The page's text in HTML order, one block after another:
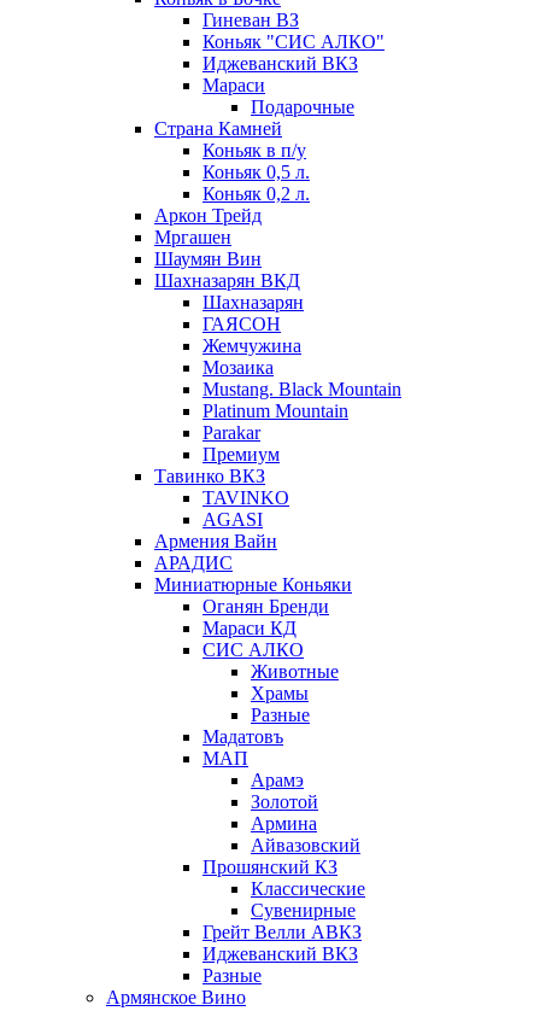
Гиневан ВЗ
Коньяк "СИС АЛКО"
Иджеванский ВКЗ
Мараси
Подарочные
Страна Камней
Коньяк в п/у
Коньяк 0,5 л.
Коньяк 0,2 л.
Аркон Трейд
Мргашен
Шаумян Вин
Шахназарян ВКД
Шахназарян
ГАЯСОН
Жемчужина
Мозаика
Mustang. Black Mountain
Platinum Mountain
Parakar
Премиум
Тавинко ВКЗ
TAVINKO
AGASI
Армения Вайн
АРАДИС
Миниатюрные Коньяки
Оганян Бренди
Мараси КД
СИС АЛКО
Животные
Храмы
Разные
Мадатовъ
МАП
Арамэ
Золотой
Армина
Айвазовский
Прошянский КЗ
Классические
Сувенирные
Грейт Велли АВКЗ
Иджеванский ВКЗ
Разные
Армянское Вино